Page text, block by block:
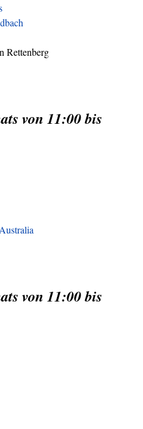
Rettenberg
von 11:00 bis
von 11:00 bis